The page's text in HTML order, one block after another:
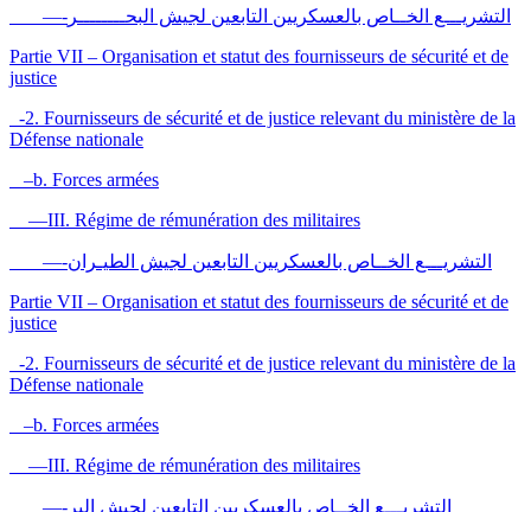
—-التشريـــع الخــاص بالعسكريين التابعين لجيش البحــــــــر
Partie VII – Organisation et statut des fournisseurs de sécurité et de
justice
-2. Fournisseurs de sécurité et de justice relevant du ministère de la
Défense nationale
–b. Forces armées
—III. Régime de rémunération des militaires
—-التشريـــع الخــاص بالعسكريين التابعين لجيش الطيـران
Partie VII – Organisation et statut des fournisseurs de sécurité et de
justice
-2. Fournisseurs de sécurité et de justice relevant du ministère de la
Défense nationale
–b. Forces armées
—III. Régime de rémunération des militaires
—-التشريـــع الخــاص بالعسكريين التابعين لجيش البر